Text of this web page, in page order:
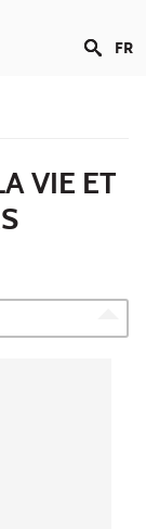
FR
VIE ET